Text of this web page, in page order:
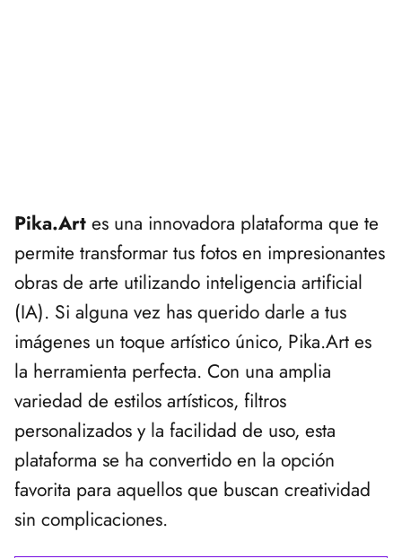
Pika.Art es una innovadora plataforma que te
permite transformar tus fotos en impresionantes
obras de arte utilizando inteligencia artificial
(IA). Si alguna vez has querido darle a tus
imágenes un toque artístico único, Pika.Art es
la herramienta perfecta. Con una amplia
variedad de estilos artísticos, filtros
personalizados y la facilidad de uso, esta
plataforma se ha convertido en la opción
favorita para aquellos que buscan creatividad
sin complicaciones.